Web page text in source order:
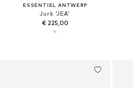
ESSENTIEL ANTWERP
Jurk 'JEA'
€ 225,00